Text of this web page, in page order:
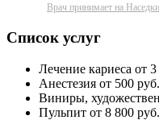
Врач принимает на
Список услуг
Лечение кариеса от
Анестезия от 500 руб.
Виниры,
Пульпит от 8 800 руб.